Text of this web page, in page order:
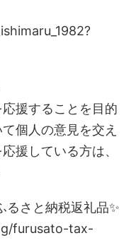
援することを目的
個人の意見を交え
援している方は、
さと納税返礼品✨
furusato-tax-